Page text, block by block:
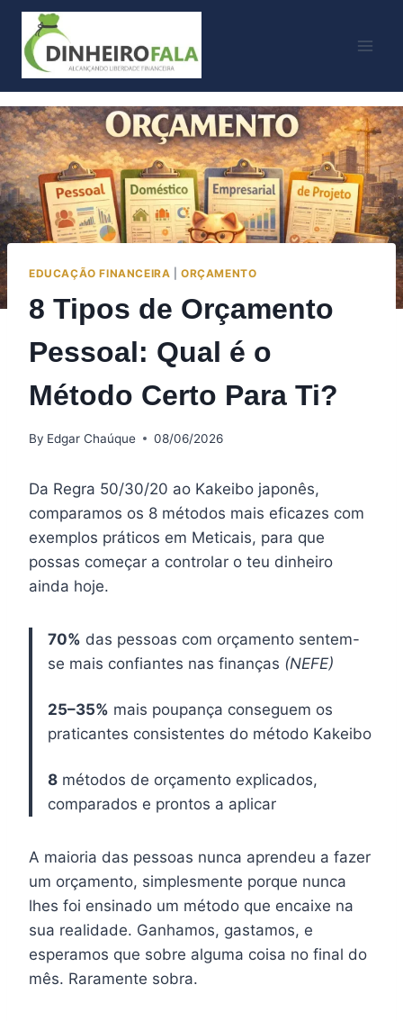
Skip
content
EDUCAÇÃO FINANCEIRA |ORÇAMENTO
8 Tipos de Orçamento
Pessoal: Qual é o
Método Certo Para Ti?
By Edgar Chaúque 08/06/2026
Da Regra 50/30/20 ao Kakeibo japonês,
comparamos os 8 métodos mais eficazes com
exemplos práticos em Meticais, para que
possas começar a controlar o teu dinheiro
ainda hoje.
70% das pessoas com orçamento sentem-
se mais confiantes nas finanças (NEFE)
25–35% mais poupança conseguem os
praticantes consistentes do método Kakeibo
8 métodos de orçamento explicados,
comparados e prontos a aplicar
A maioria das pessoas nunca aprendeu a fazer
um orçamento, simplesmente porque nunca
lhes foi ensinado um método que encaixe na
sua realidade. Ganhamos, gastamos, e
esperamos que sobre alguma coisa no final do
mês. Raramente sobra.